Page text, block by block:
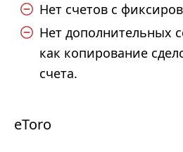
Нет счетов с
Нет дополнительных
как копирование
счета.
eToro